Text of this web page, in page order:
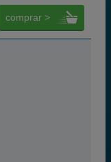
comprar >